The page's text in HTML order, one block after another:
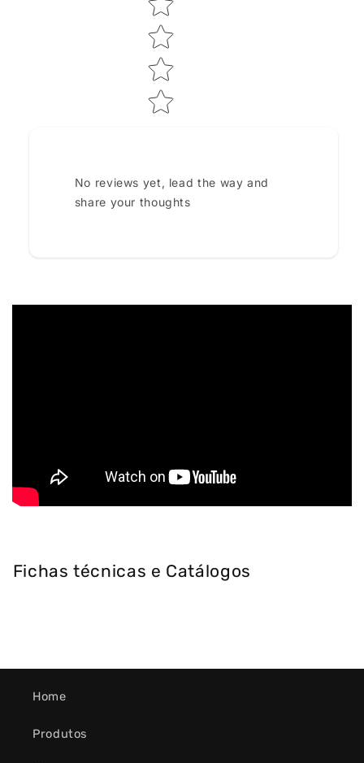
No reviews yet, lead the way and
share your thoughts
Fichas técnicas e Catálogos
Home
Produtos